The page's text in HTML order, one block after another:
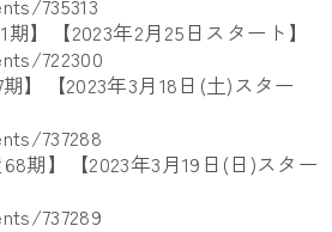
735313
期】【2023年2月25日スタート】
722300
】【2023年3月18日(土)スター
737288
期】【2023年3月19日(日)スター
737289